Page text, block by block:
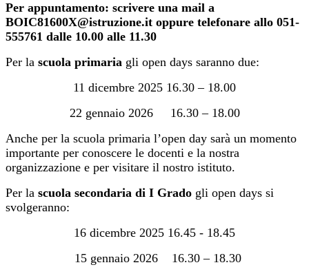
Per appuntamento: scrivere una mail a
BOIC81600X@istruzione.it oppure telefonare allo 051-
555761 dalle 10.00 alle 11.30
Per la scuola primaria gli open days saranno due:
11 dicembre 2025 16.30 – 18.00
22 gennaio 2026 16.30 – 18.00
Anche per la scuola primaria l’open day sarà un momento
importante per conoscere le docenti e la nostra
organizzazione e per visitare il nostro istituto.
Per la scuola secondaria di I Grado gli open days si
svolgeranno:
16 dicembre 2025 16.45 - 18.45
15 gennaio 2026 16.30 – 18.30